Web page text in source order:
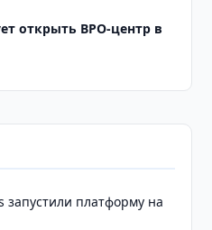
открыть BPO-центр в
запустили платформу на